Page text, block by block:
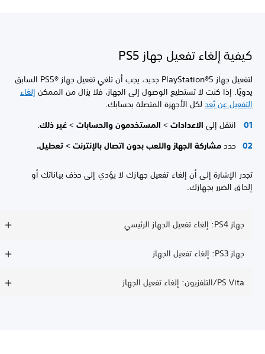
كيفية إلغاء تفعيل جهاز PS5
لتفعيل جهاز PlayStation®5 جديد، يجب أن تلغي تفعيل جهاز PS5®‎ السابق
يدويًا. إذا كنت لا تستطيع الوصول إلى الجهاز، فلا يزال من الممكنإلغاء
التفعيل عن بُعدلكل الأجهزة المتصلة بحسابك.
انتقل إلىالاعدادات>المستخدمون والحسابات>غير ذلك.
حددمشاركة الجهاز واللعب بدون اتصال بالإنترنت > تعطيل.
تجدر الإشارة إلى أن إلغاء تفعيل جهازك لا يؤدي إلى حذف بياناتك أو
إلحاق الضرر بجهازك.
جهاز PS4: إلغاء تفعيل الجهاز الرئيسي
جهاز PS3: إلغاء تفعيل الجهاز
PS Vita/التلفزيون: إلغاء تفعيل الجهاز